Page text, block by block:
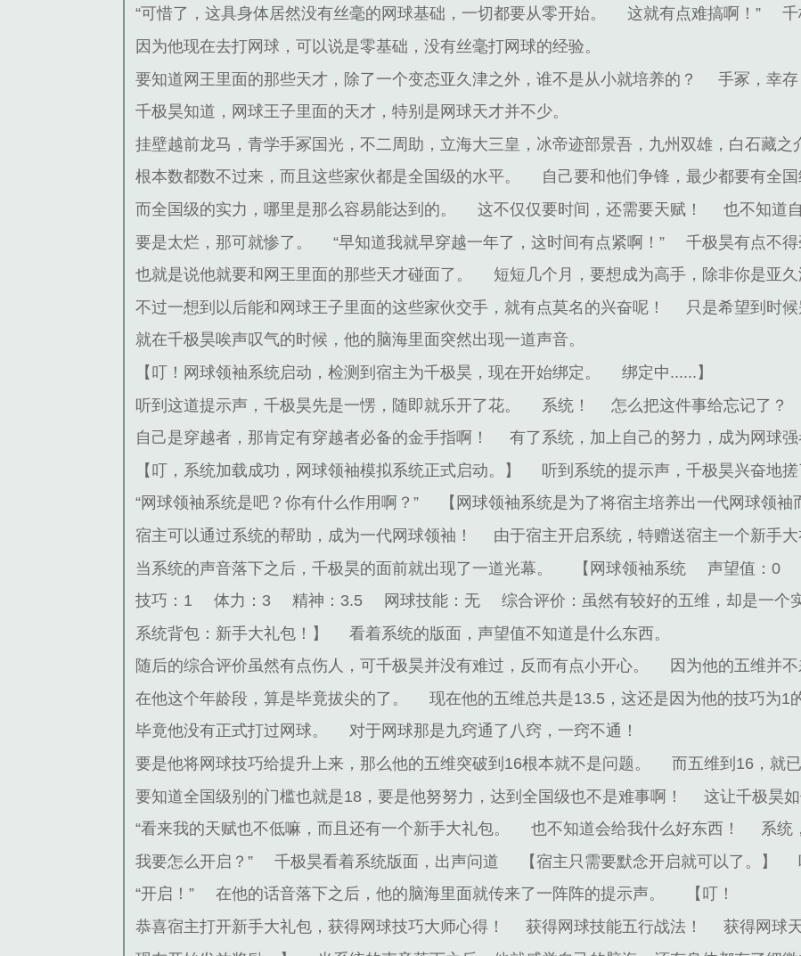
“可惜了，这具身体居然没有丝毫的网球基础，一切都要从零开始。
这就有点难搞啊！”
千
因为他现在去打网球，可以说是零基础，没有丝毫打网球的经验。
要知道网王里面的那些天才，除了一个变态亚久津之外，谁不是从小就培养的？
手冢，幸存
千极昊知道，网球王子里面的天才，特别是网球天才并不少。
挂壁越前龙马，青学手冢国光，不二周助，立海大三皇，冰帝迹部景吾，九州双雄，白石藏之
根本数都数不过来，而且这些家伙都是全国级的水平。
自己要和他们争锋，最少都要有全国
而全国级的实力，哪里是那么容易能达到的。
这不仅仅要时间，还需要天赋！
也不知道
要是太烂，那可就惨了。
“早知道我就早穿越一年了，这时间有点紧啊！” 千极昊有点不得
也就是说他就要和网王里面的那些天才碰面了。
短短几个月，要想成为高手，除非你是亚久
不过一想到以后能和网球王子里面的这些家伙交手，就有点莫名的兴奋呢！
只是希望到时
就在千极昊唉声叹气的时候，他的脑海里面突然出现一道声音。
【叮！网球领袖系统启动，检测到宿主为千极昊，现在开始绑定。
绑定中......】
听到这道提示声，千极昊先是一愣，随即就乐开了花。
系统！
怎么把这件事给忘记了？
自己是穿越者，那肯定有穿越者必备的金手指啊！
有了系统，加上自己的努力，成为网球强
【叮，系统加载成功，网球领袖模拟系统正式启动。】
听到系统的提示声，千极昊兴奋地
“网球领袖系统是吧？你有什么作用啊？”
【网球领袖系统是为了将宿主培养出一代网球领袖
宿主可以通过系统的帮助，成为一代网球领袖！
由于宿主开启系统，特赠送宿主一个新手大
当系统的声音落下之后，千极昊的面前就出现了一道光幕。
【网球领袖系统 声望值：0
技巧：1
体力：3 精神：3.5 网球技能：无
综合评价：虽然有较好的五维，却是一个
系统背包：新手大礼包！】
看着系统的版面，声望值不知道是什么东西。
随后的综合评价虽然有点伤人，可千极昊并没有难过，反而有点小开心。
因为他的五维并不
在他这个年龄段，算是毕竟拔尖的了。
现在他的五维总共是13.5，这还是因为他的技巧为1
毕竟他没有正式打过网球。
对于网球那是九窍通了八窍，一窍不通！
要是他将网球技巧给提升上来，那么他的五维突破到16根本就不是问题。
而五维到16，就
要知道全国级别的门槛也就是18，要是他努努力，达到全国级也不是难事啊！
这让千极昊
“看来我的天赋也不低嘛，而且还有一个新手大礼包。
也不知道会给我什么好东西！
系统
我要怎么开启？”
千极昊看着系统版面，出声问道 【宿主只需要默念开启就可以了。】
“开启！”
在他的话音落下之后，他的脑海里面就传来了一阵阵的提示声。
【叮！
恭喜宿主打开新手大礼包，获得网球技巧大师心得！
获得网球技能五行战法！
获得网球